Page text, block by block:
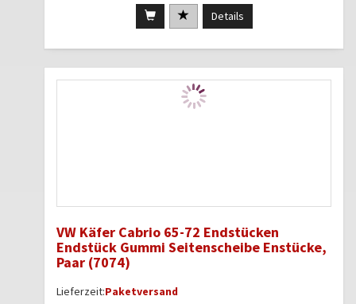
Details
VW Käfer Cabrio 65-72 Endstücken
Endstück Gummi Seitenscheibe Enstücke,
Paar (7074)
Lieferzeit:Paketversand